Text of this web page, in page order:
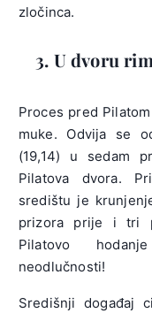
zločinca.
3. U dvoru
Proces pred
muke. Odvija se
(19,14) u sedam
Pilatova dvora.
središtu je
prizora prije i tri
Pilatovo
neodlučnosti!
Središnji događaj